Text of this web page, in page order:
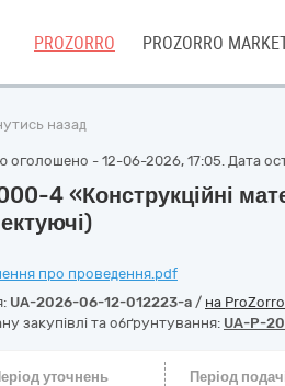
PROZORRO PROZORRO
назад
оголошено - 12-06-2026, 17:05. Дата
4 «Конструкційні
про проведення.pdf
UA-2026-06-12-012223-a / на ProZorro
закупівлі та обґрунтування: UA-P-
уточнень
Період